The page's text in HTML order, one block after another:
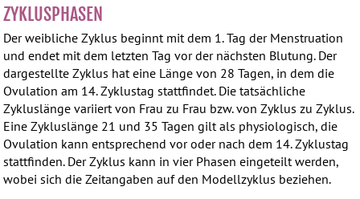
ZYKLUSPHASEN
Der weibliche Zyklus beginnt mit dem 1. Tag der Menstruation
und endet mit dem letzten Tag vor der nächsten Blutung. Der
dargestellte Zyklus hat eine Länge von 28 Tagen, in dem die
Ovulation am 14. Zyklustag stattfindet. Die tatsächliche
Zykluslänge variiert von Frau zu Frau bzw. von Zyklus zu Zyklus.
Eine Zykluslänge 21 und 35 Tagen gilt als physiologisch, die
Ovulation kann entsprechend vor oder nach dem 14. Zyklustag
stattfinden. Der Zyklus kann in vier Phasen eingeteilt werden,
wobei sich die Zeitangaben auf den Modellzyklus beziehen.